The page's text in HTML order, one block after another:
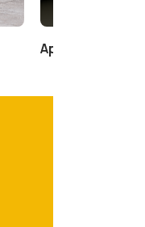
Appui de